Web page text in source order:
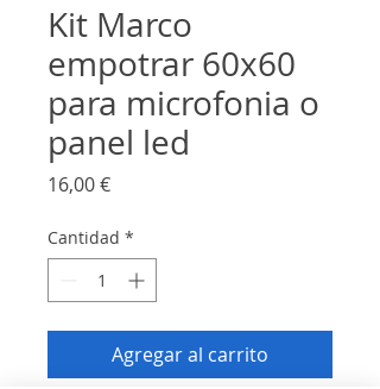
Kit Marco
empotrar 60x60
para microfonia o
panel led
16,00 €Precio
Cantidad *
Agregar al carrito